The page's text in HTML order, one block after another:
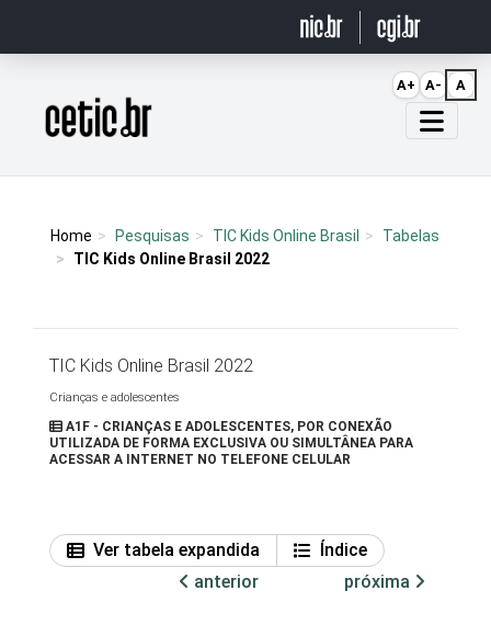
Página inicial
Home Pesquisas TIC Kids Online Brasil
Tabelas
TIC Kids Online Brasil 2022
TIC Kids Online Brasil 2022
Crianças e adolescentes
A1F - CRIANÇAS E ADOLESCENTES, POR CONEXÃO
UTILIZADA DE FORMA EXCLUSIVA OU SIMULTÂNEA PARA
ACESSAR A INTERNET NO TELEFONE CELULAR
Ver tabela expandida
Índice
anterior
próxima
A+ A- A